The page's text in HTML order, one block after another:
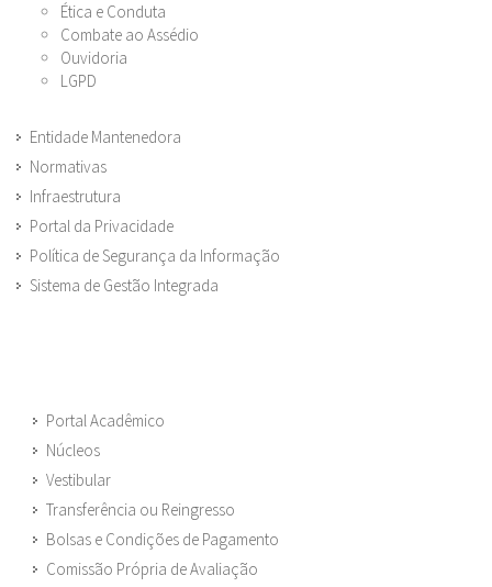
Ética e Conduta
Combate ao Assédio
Ouvidoria
LGPD
Entidade Mantenedora
Normativas
Infraestrutura
Portal da Privacidade
Política de Segurança da Informação
Sistema de Gestão Integrada
Portal Acadêmico
Núcleos
Vestibular
Transferência ou Reingresso
Bolsas e Condições de Pagamento
Comissão Própria de Avaliação